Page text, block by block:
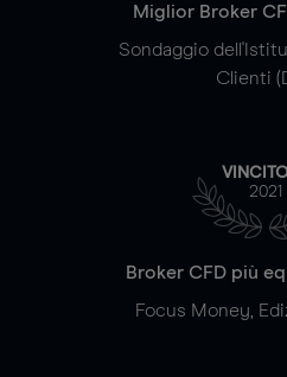
Miglior Broker
Sondaggio
Clienti
2021
Broker CFD più
Focus Money,